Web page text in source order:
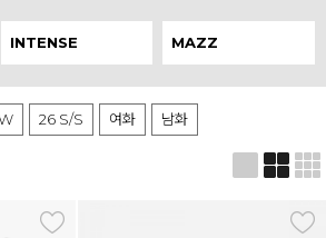
INTENSE MAZZ
26 S/S 여화 남화